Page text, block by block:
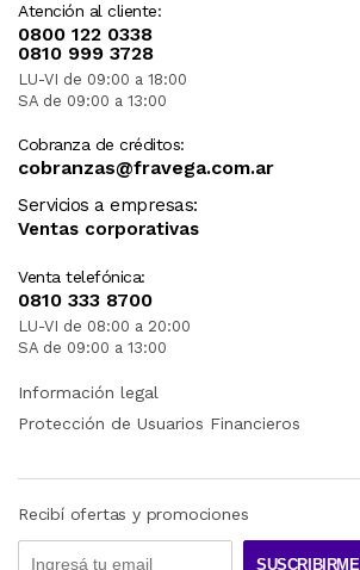
Atención al cliente:
0800 122 0338
0810 999 3728
LU-VI de 09:00 a 18:00
SA de 09:00 a 13:00
Cobranza de créditos:
cobranzas@fravega.com.ar
Servicios a empresas:
Ventas corporativas
Venta telefónica:
0810 333 8700
LU-VI de 08:00 a 20:00
SA de 09:00 a 13:00
Información legal
Protección de Usuarios Financieros
Recibí ofertas y promociones
SUSCRIBIRME